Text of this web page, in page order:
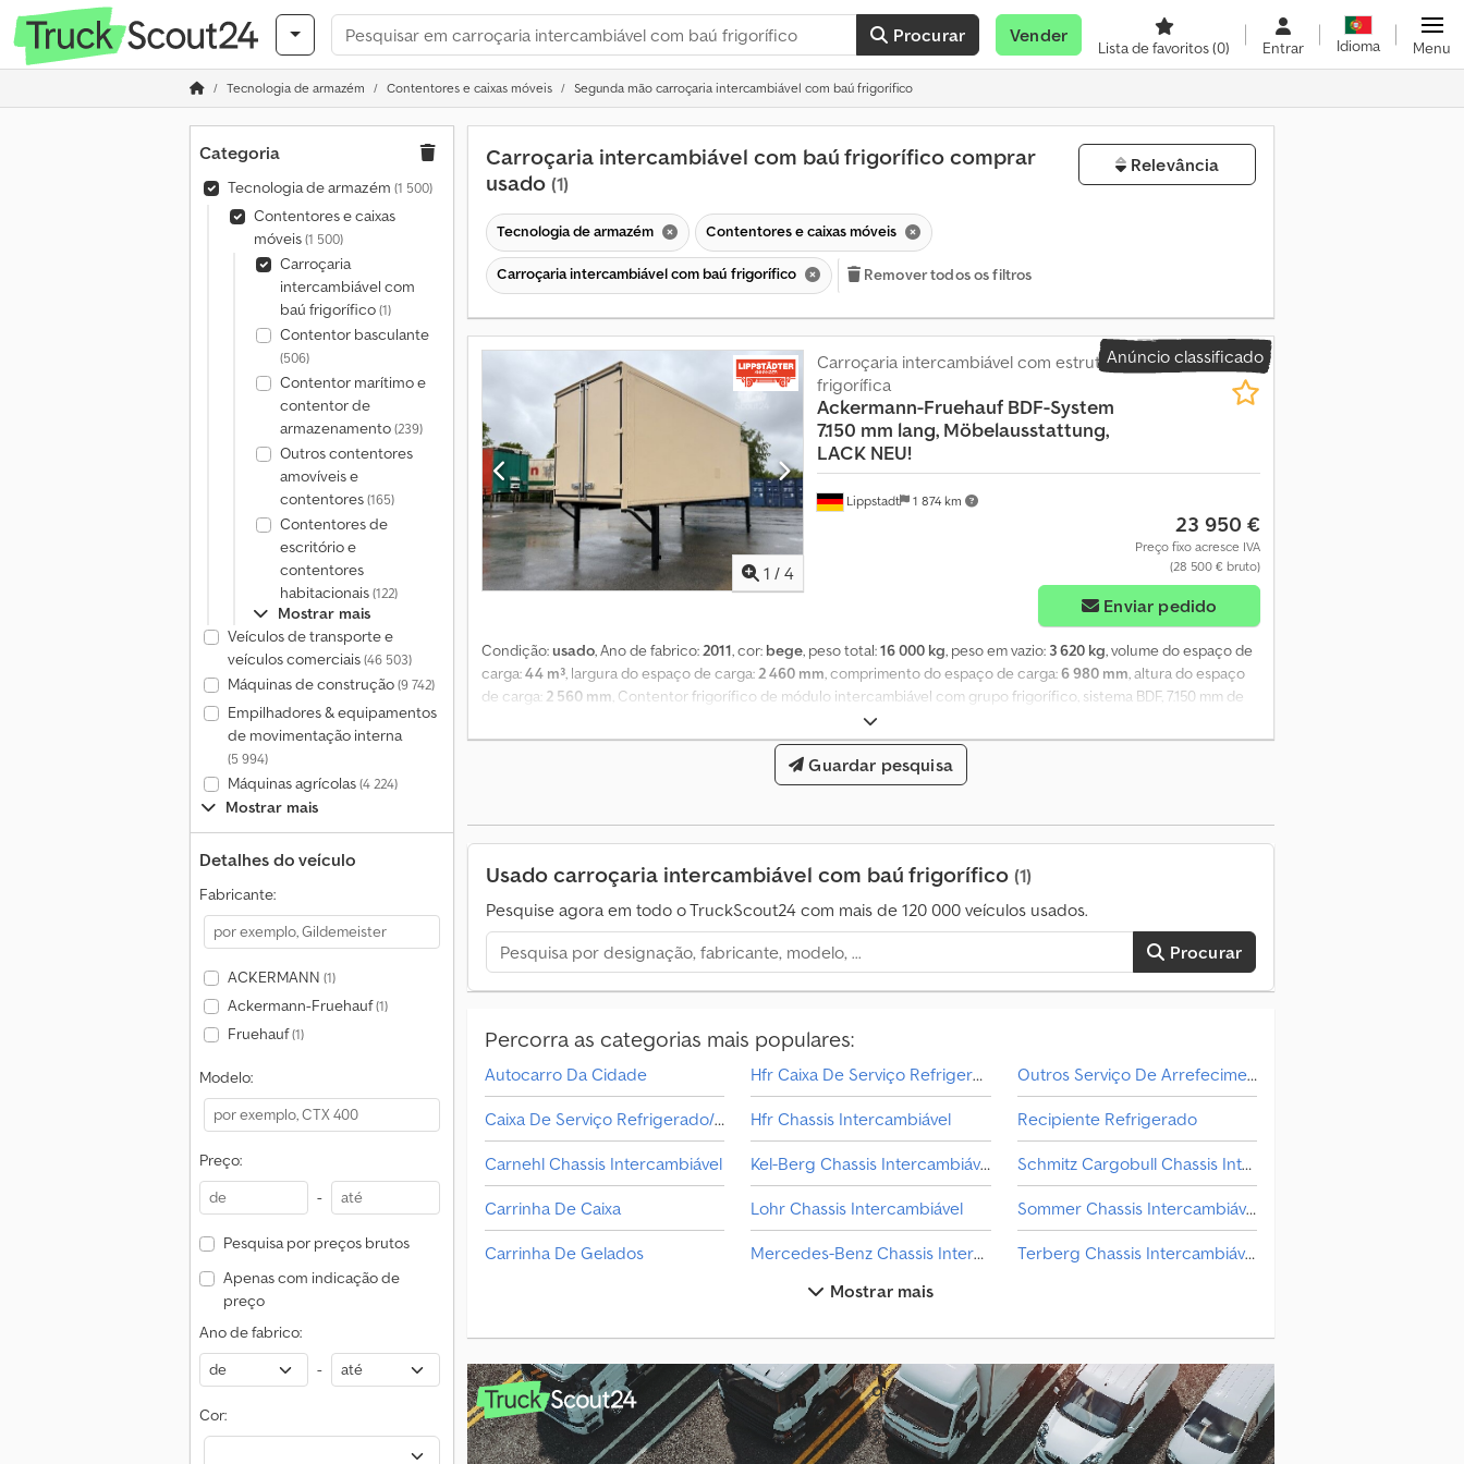
Procurar Vender
Lista de favoritos(0) Entrar Idioma Menu
Tecnologia de armazém Contentores e caixas móveis Segunda mão carroçaria intercambiável com baú frigorífico
Categoria
Tecnologia de armazém (1 500)
Contentores e caixas
móveis(1 500)
Carroçaria
intercambiável com
baú frigorífico(1)
Contentor basculante
(506)
Contentor marítimo e
contentor de
armazenamento(239)
Outros contentores
amovíveis e
contentores(165)
Contentores de
escritório e
contentores
habitacionais(122)
Mostrar mais
Veículos de transporte e
veículos comerciais(46 503)
Máquinas de construção(9 742)
Empilhadores & equipamentos
de movimentação interna
(5 994)
Máquinas agrícolas(4 224)
Mostrar mais
Detalhes do veículo
Fabricante:
ACKERMANN (1)
Ackermann-Fruehauf(1)
Fruehauf(1)
Modelo:
Preço:
-
Pesquisa por preços brutos
Apenas com indicação de
preço
Ano de fabrico:
-
Cor:
Carroçaria intercambiável com baú frigorífico comprar
usado (1)
Relevância
Tecnologia de armazém Contentores e caixas móveis
Carroçaria intercambiável com baú frigorífico Remover todos os filtros
Anúncio classificado
1 / 4
Lippstadt 1 874 km
Carroçaria intercambiável com estrutura
frigorífica
Ackermann-Fruehauf BDF-System
7.150 mm lang, Möbelausstattung,
LACK NEU!
23 950 €
Preço fixo acresce IVA
(28 500 € bruto)
Enviar pedido
Condição:usado, Ano de fabrico:2011, cor: bege, peso total:16 000 kg, peso em vazio: 3 620 kg, volume do espaço de
carga:44 m³, largura do espaço de carga:2 460 mm, comprimento do espaço de carga:6 980 mm, altura do espaço
de carga: 2 560 mm, Contentor frigorífico de módulo intercambiável com grupo frigorífico, sistema BDF, 7.150 mm de
comprimento, equipamento para móveis, PINTURA NOVA! Contentor frigorífico usado para distribuição de frescos,
sistema BDF, 7.150 mm de comprimento em versão isolada. Portas traseiras de portal altas com fechos de barra
rotativos exteriores. Equipado com unidade de frio ThermoKing T-600-R-50. Unidade recentemente revisada e
carregada com novo fluido refrigerante. Desempenho a diesel: -20 °C. Excelente estado. PINTURA NOVA em RAL 1015
Guardar pesquisa
Usado carroçaria intercambiável com baú frigorífico (1)
Pesquise agora em todo o TruckScout24 com mais de 120 000 veículos usados.
Procurar
Percorra as categorias mais populares:
Autocarro Da Cidade
Caixa De Serviço Refrigerado/Iso/Fresco
Carnehl Chassis Intercambiável
Carrinha De Caixa
Carrinha De Gelados
Fliegl Chassis Intercambiável
Floor Chassis Intercambiável
Fruehauf Chassis Intercambiável
Hfr Caixa De Serviço Refrigerado/Iso/Fresco
Hfr Chassis Intercambiável
Kel-Berg Chassis Intercambiável
Lohr Chassis Intercambiável
Mercedes-Benz Chassis Intercambiável
Outros Caixa De Serviço Refrigerado/Iso/Fresco
Outros Chassis Intercambiável
Outros Recipiente Refrigerado
Outros Serviço De Arrefecimento/Só-Frio/Fresco
Recipiente Refrigerado
Schmitz Cargobull Chassis Intercambiável
Sommer Chassis Intercambiável
Terberg Chassis Intercambiável
Transportador De Cavalos/Carneiros
Mostrar mais
V
e
í
c
u
l
à
e
n
d
a
?